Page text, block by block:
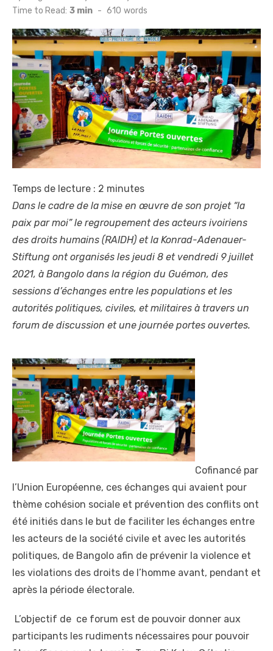
on
Time to Read: 3 min - 610 words
Temps de lecture : 2 minutes
Dans le cadre de la mise en œuvre de son projet “la
paix par moi” le regroupement des acteurs ivoiriens
des droits humains (RAIDH) et la Konrad-Adenauer-
Stiftung ont organisés les jeudi 8 et vendredi 9 juillet
2021, à Bangolo dans la région du Guémon, des
sessions d’échanges entre les populations et les
autorités politiques, civiles, et militaires à travers un
forum de discussion et une journée portes ouvertes.
Cofinancé par
l’Union Européenne, ces échanges qui avaient pour
thème cohésion sociale et prévention des conflits ont
été initiés dans le but de faciliter les échanges entre
les acteurs de la société civile et avec les autorités
politiques, de Bangolo afin de prévenir la violence et
les violations des droits de l’homme avant, pendant et
après la période électorale.
L’objectif de ce forum est de pouvoir donner aux
participants les rudiments nécessaires pour pouvoir